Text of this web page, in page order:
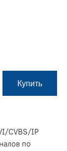
Купить
CVBS/IP
по